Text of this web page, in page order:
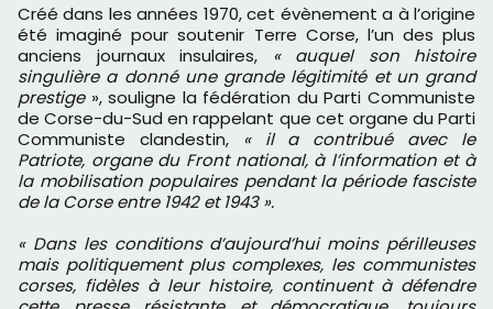
Créé dans les années 1970, cet évènement a à l’origine
été imaginé pour soutenir Terre Corse, l’un des plus
anciens journaux insulaires,
« auquel son histoire
singulière a donné une grande légitimité et un grand
prestige », souligne la fédération du Parti Communiste
de Corse-du-Sud en rappelant que cet organe du Parti
Communiste clandestin,
« il a contribué avec le
Patriote, organe du Front national, à l’information et à
la mobilisation populaires pendant la période fasciste
de la Corse entre 1942 et 1943 ».
« Dans les conditions d’aujourd’hui moins périlleuses
mais politiquement plus complexes, les communistes
corses, fidèles à leur histoire, continuent à défendre